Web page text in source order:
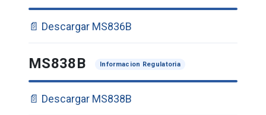
📄 Descargar MS836B
MS838B Informacion Regulatoria
📄 Descargar MS838B